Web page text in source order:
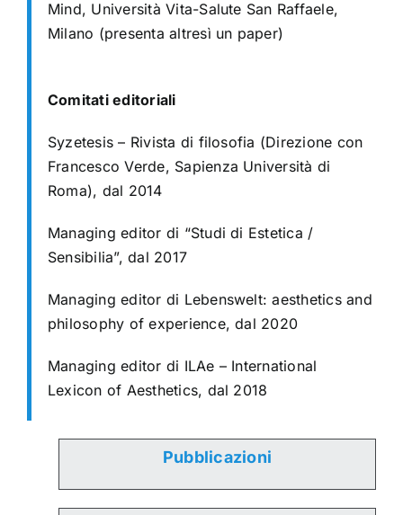
Mind, Università Vita-Salute San Raffaele,
Milano (presenta altresì un paper)
Comitati editoriali
Syzetesis – Rivista di filosofia (Direzione con
Francesco Verde, Sapienza Università di
Roma), dal 2014
Managing editor di “Studi di Estetica /
Sensibilia”, dal 2017
Managing editor di Lebenswelt: aesthetics and
philosophy of experience, dal 2020
Managing editor di ILAe – International
Lexicon of Aesthetics, dal 2018
Pubblicazioni